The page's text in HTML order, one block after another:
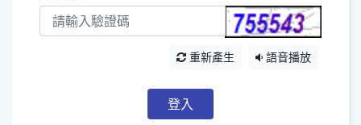
重新產生 語音播放
登入